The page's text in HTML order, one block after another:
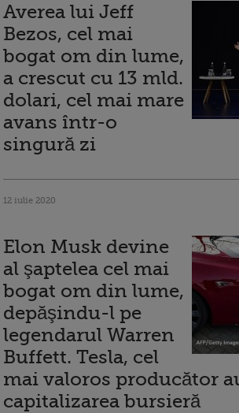
Averea lui Jeff
Bezos, cel mai
bogat om din lume,
a crescut cu 13 mld.
dolari, cel mai mare
avans într-o
singură zi
12 iulie 2020
Elon Musk devine
al şaptelea cel mai
bogat om din lume,
depăşindu-l pe
legendarul Warren
Buffett. Tesla, cel
mai valoros producător
capitalizarea bursieră